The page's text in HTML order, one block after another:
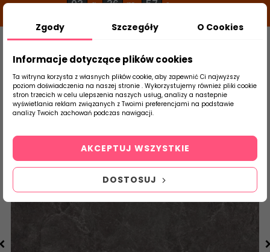
03 g 36 m 56 s
Szukaj
produktu
Strona Główna Salon / Taras Tubądzin
Zgody Szczegóły O Cookies
Informacje dotyczące plików cookies
Ta witryna korzysta z własnych plików cookie, aby zapewnić Ci najwyższy
poziom doświadczenia na naszej stronie . Wykorzystujemy również pliki cookie
stron trzecich w celu ulepszenia naszych usług, analizy a nastepnie
wyświetlania reklam związanych z Twoimi preferencjami na podstawie
analizy Twoich zachowań podczas nawigacji.
DOSTOSUJ
AKCEPTUJ WSZYSTKIE